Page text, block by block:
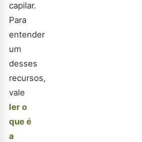
capilar.
Para
entender
um
desses
recursos,
vale
ler o
que é
a